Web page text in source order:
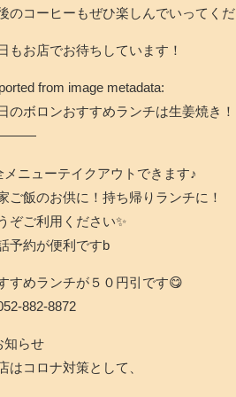
のコーヒーもぜひ楽しんでいってく
もお店でお待ちしています！
from image metadata:
のボロンおすすめランチは生姜焼き！
メニューテイクアウトできます♪
ご飯のお供に！持ち帰りランチに！
ぞご利用ください✨
予約が便利ですb
すめランチが５０円引です😋
882-8872
知らせ
はコロナ対策として、